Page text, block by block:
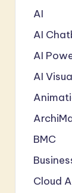
AI
AI
AI
AI
BMC
Cloud